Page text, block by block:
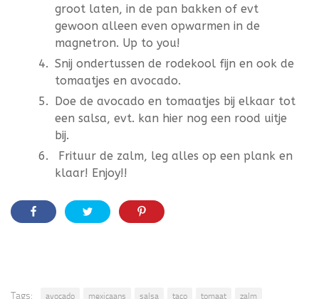
groot laten, in de pan bakken of evt
gewoon alleen even opwarmen in de
magnetron. Up to you!
Snij ondertussen de rodekool fijn en ook de
tomaatjes en avocado.
Doe de avocado en tomaatjes bij elkaar tot
een salsa, evt. kan hier nog een rood uitje
bij.
Frituur de zalm, leg alles op een plank en
klaar! Enjoy!!
Tags: avocado mexicaans salsa taco tomaat zalm